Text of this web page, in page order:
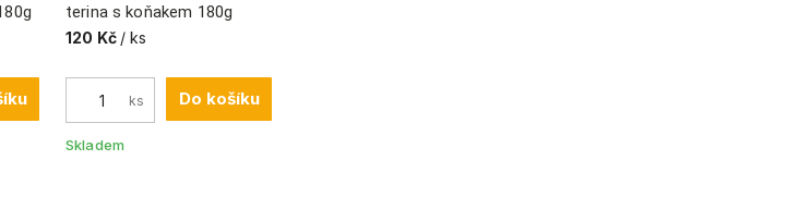
terina s koňakem 180g
120 Kč / ks
ks Do košíku
Skladem